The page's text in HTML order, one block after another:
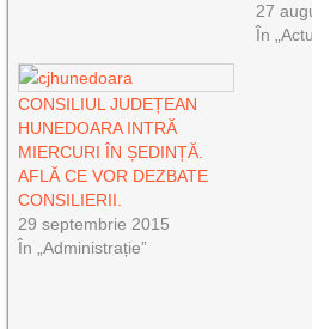
27
În
CONSILIUL JUDEȚEAN
HUNEDOARA INTRĂ
MIERCURI ÎN ȘEDINȚĂ.
AFLĂ CE VOR DEZBATE
CONSILIERII.
29 septembrie 2015
În „Administrație”